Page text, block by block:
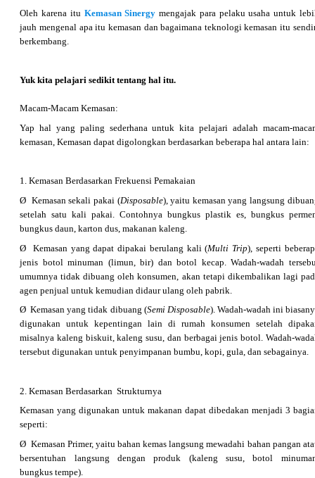
Oleh karena itu Kemasan Sinergy mengajak para pelaku usaha untuk
jauh mengenal apa itu kemasan dan bagaimana teknologi kemasan itu
berkembang.
Yuk kita pelajari sedikit tentang hal itu.
Macam-Macam Kemasan:
Yap hal yang paling sederhana untuk kita pelajari adalah macam-
kemasan, Kemasan dapat digolongkan berdasarkan beberapa hal antara lain:
1. Kemasan Berdasarkan Frekuensi Pemakaian
Ø Kemasan sekali pakai (Disposable), yaitu kemasan yang langsung
setelah satu kali pakai. Contohnya bungkus plastik es, bungkus
bungkus daun, karton dus, makanan kaleng.
Ø Kemasan yang dapat dipakai berulang kali (Multi Trip), seperti
jenis botol minuman (limun, bir) dan botol kecap. Wadah-wadah
umumnya tidak dibuang oleh konsumen, akan tetapi dikembalikan lagi
agen penjual untuk kemudian didaur ulang oleh pabrik.
Ø Kemasan yang tidak dibuang (Semi Disposable). Wadah-wadah ini
digunakan untuk kepentingan lain di rumah konsumen setelah
misalnya kaleng biskuit, kaleng susu, dan berbagai jenis botol. Wadah-
tersebut digunakan untuk penyimpanan bumbu, kopi, gula, dan sebagainya.
2. Kemasan Berdasarkan Strukturnya
Kemasan yang digunakan untuk makanan dapat dibedakan menjadi 3
seperti:
Ø Kemasan Primer, yaitu bahan kemas langsung mewadahi bahan pangan
bersentuhan langsung dengan produk (kaleng susu, botol
bungkus tempe).